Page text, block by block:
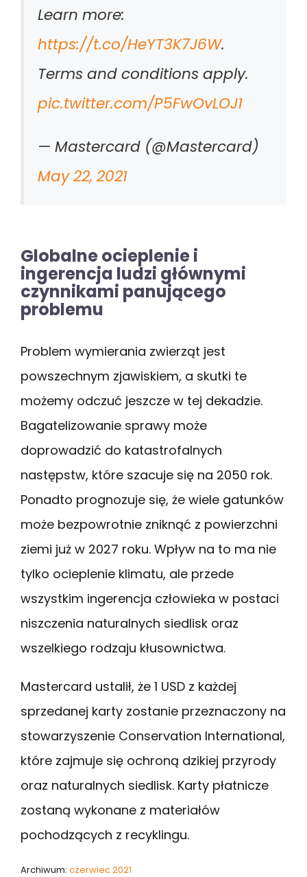
Learn more:
https://t.co/HeYT3K7J6W.
Terms and conditions apply.
pic.twitter.com/P5FwOvLOJ1
— Mastercard (@Mastercard)
May 22, 2021
Globalne ocieplenie i
ingerencja ludzi głównymi
czynnikami panującego
problemu
Problem wymierania zwierząt jest
powszechnym zjawiskiem, a skutki te
możemy odczuć jeszcze w tej dekadzie.
Bagatelizowanie sprawy może
doprowadzić do katastrofalnych
następstw, które szacuje się na 2050 rok.
Ponadto prognozuje się, że wiele gatunków
może bezpowrotnie zniknąć z powierzchni
ziemi już w 2027 roku. Wpływ na to ma nie
tylko ocieplenie klimatu, ale przede
wszystkim ingerencja człowieka w postaci
niszczenia naturalnych siedlisk oraz
wszelkiego rodzaju kłusownictwa.
Mastercard ustalił, że 1 USD z każdej
sprzedanej karty zostanie przeznaczony na
stowarzyszenie Conservation International,
które zajmuje się ochroną dzikiej przyrody
oraz naturalnych siedlisk. Karty płatnicze
zostaną wykonane z materiałów
pochodzących z recyklingu.
Archiwum: czerwiec 2021